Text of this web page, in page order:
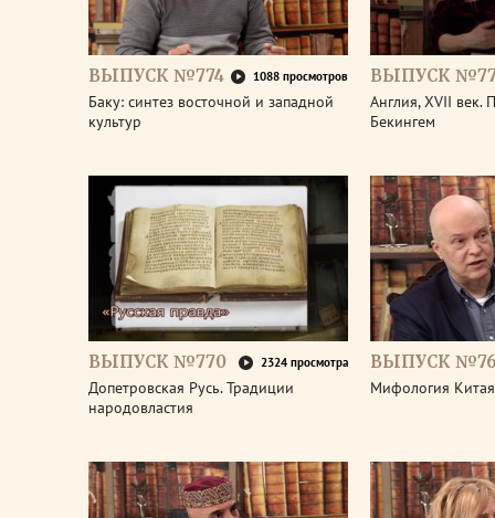
ВЫПУСК №774 1088 просмотров
Баку: синтез восточной и западной
культур
ВЫПУСК
Англия, XVII век.
Бекингем
ВЫПУСК №770 2324 просмотра
Допетровская Русь. Традиции
народовластия
ВЫПУСК
Мифология Китая